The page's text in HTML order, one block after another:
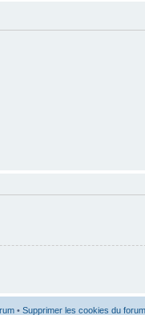
• Supprimer les cookies du forum